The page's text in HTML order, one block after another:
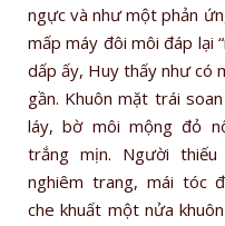
ngực và như một phản
mấp máy đôi môi đáp lại
dấp ấy, Huy thấy như có
gần. Khuôn mặt trái
láy, bờ môi mộng đỏ
trắng mịn. Người
nghiêm trang, mái tóc
che khuất một nửa